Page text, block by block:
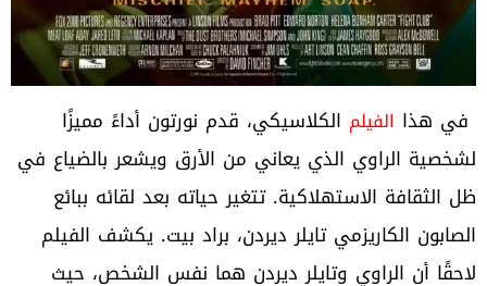
في هذا الفيلم الكلاسيكي، قدم نورتون أداءً مميزًا
لشخصية الراوي الذي يعاني من الأرق ويشعر بالضياع في
ظل الثقافة الاستهلاكية. تتغير حياته بعد لقائه ببائع
الصابون الكاريزمي تايلر ديردن، براد بيت. يكشف الفيلم
لاحقًا أن الراوي وتايلر ديردن هما نفس الشخص، حيث